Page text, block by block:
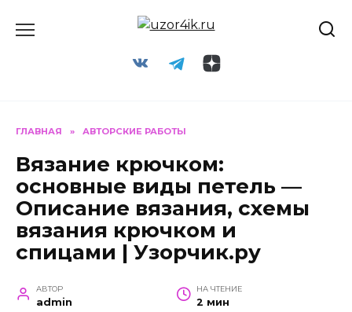
ГЛАВНАЯ » АВТОРСКИЕ РАБОТЫ
Вязание крючком:
основные виды петель —
Описание вязания, схемы
вязания крючком и
спицами | Узорчик.ру
АВТОР
admin
НА ЧТЕНИЕ
2 мин